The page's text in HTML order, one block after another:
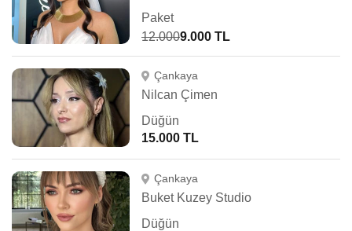
Paket
12.0009.000 TL
Çankaya
Nilcan Çimen
Düğün
15.000 TL
Çankaya
Buket Kuzey Studio
Düğün